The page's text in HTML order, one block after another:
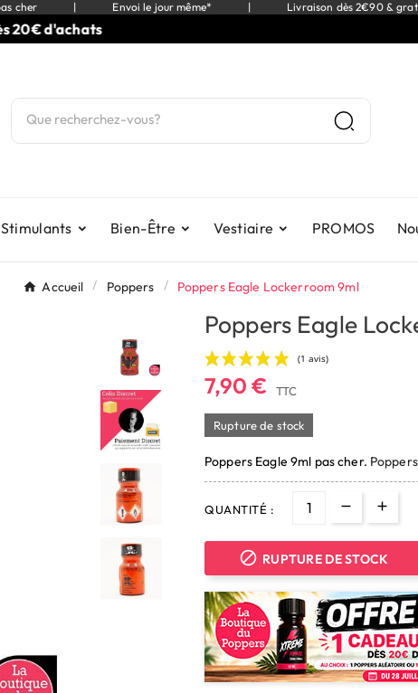
cher | Envoi le jour même* | Livraison dès 2€90 &
d'achats
Stimulants Bien-Être Vestiaire PROMOS
Accueil Poppers Poppers Eagle Lockerroom 9ml
Poppers Eagle
7,90 € TTC
Rupture de stock
Poppers Eagle 9ml pas cher.
QUANTITÉ :
 RUPTURE DE STOCK